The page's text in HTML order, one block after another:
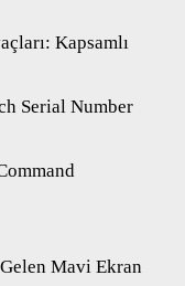
Kapsamlı
Serial Number
Mavi Ekran